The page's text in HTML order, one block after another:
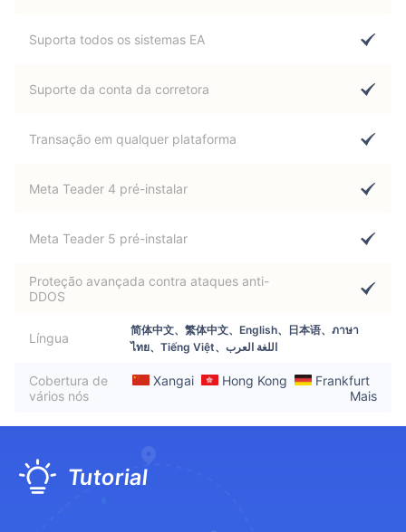
Suporta todos os sistemas EA
Suporte da conta da corretora
Transação em qualquer plataforma
Meta Teader 4 pré-instalar
Meta Teader 5 pré-instalar
Proteção avançada contra ataques anti-
DDOS
Língua
简体中文、繁体中文、English、日本语、ภาษา
ไทย、Tiếng Việt、اللغة العرب
Cobertura de
vários nós
Xangai Hong Kong
Frankfurt
Mais
Tutorial